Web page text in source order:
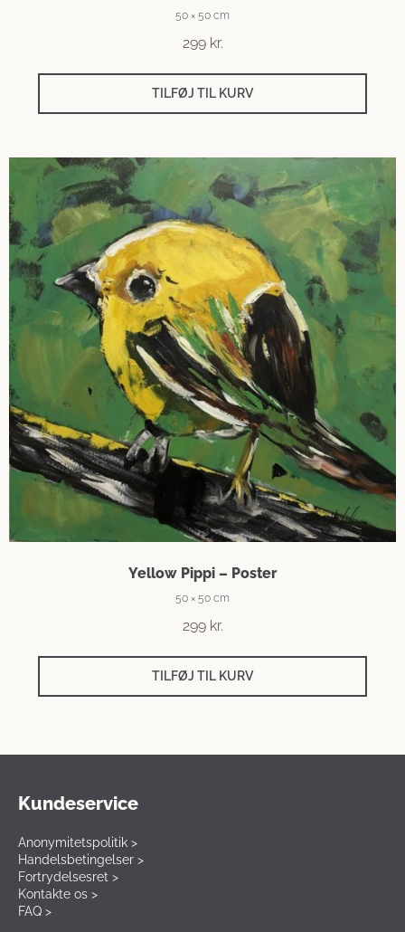
50 × 50 cm
299 kr.
TILFØJ TIL KURV
Yellow Pippi – Poster
50 × 50 cm
299 kr.
TILFØJ TIL KURV
Kundeservice
Anonymitetspolitik >
Handelsbetingelser >
Fortrydelsesret >
Kontakte os >
FAQ >